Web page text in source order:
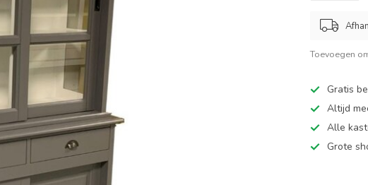
Toevoegen
Gratis
Altijd
Alle
Grote